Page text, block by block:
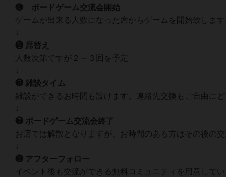
❹ ボードゲーム交流会開始
ゲームが出来る人数になった席からゲームを開始致しま
↓
❺ 席替え
人数次第ですが２～３回を予定
↓
❻ 雑談タイム
雑談ができるお時間も設けます。連絡先交換もご自由に
↓
❼ ボードゲーム交流会終了
お店では解散となりますが、お時間のある方はその後の
↓
❽ アフターフォロー
イベント後も交流ができる無料コミュニティを用意して